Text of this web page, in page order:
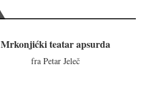
Mrkonjićki teatar apsurda
fra Petar Jeleč